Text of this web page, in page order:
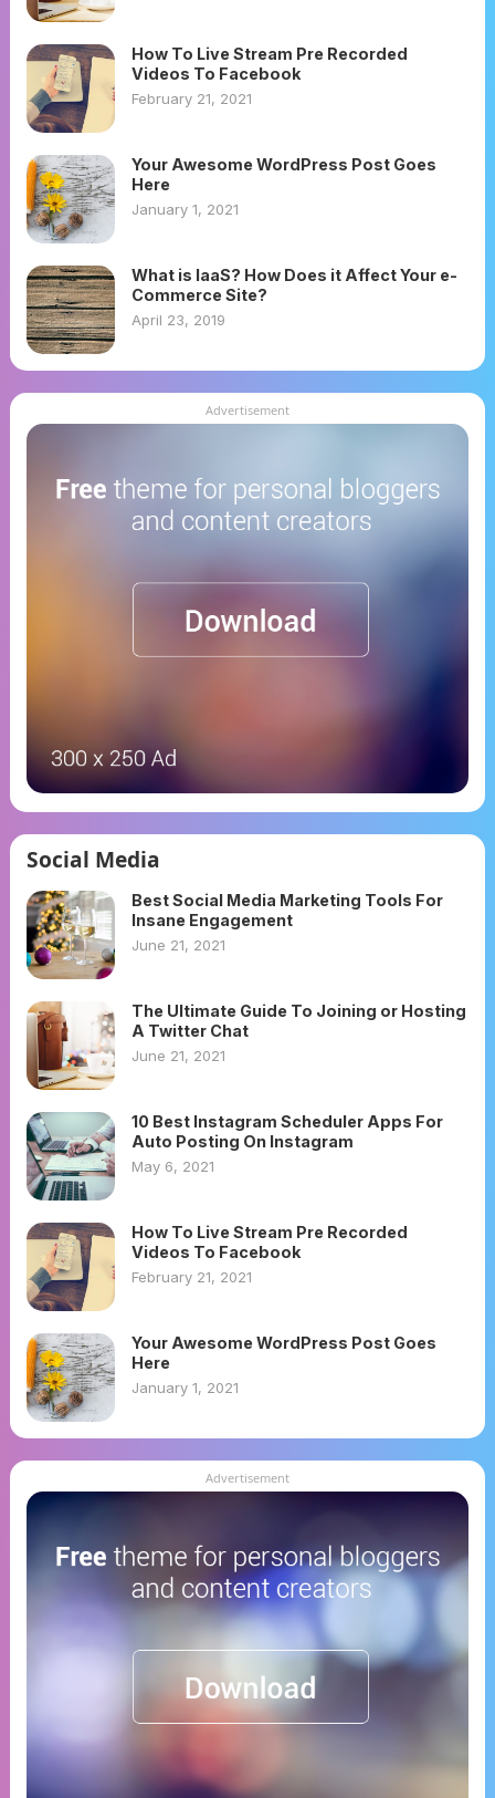
How To Live Stream Pre Recorded
Videos To Facebook
February 21, 2021
Your Awesome WordPress Post Goes
Here
January 1, 2021
What is IaaS? How Does it Affect Your e-
Commerce Site?
April 23, 2019
Advertisement
Social Media
Best Social Media Marketing Tools For
Insane Engagement
June 21, 2021
The Ultimate Guide To Joining or Hosting
A Twitter Chat
June 21, 2021
10 Best Instagram Scheduler Apps For
Auto Posting On Instagram
May 6, 2021
How To Live Stream Pre Recorded
Videos To Facebook
February 21, 2021
Your Awesome WordPress Post Goes
Here
January 1, 2021
Advertisement